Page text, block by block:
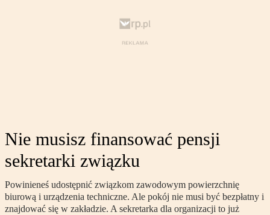
Nie musisz finansować pensji
sekretarki związku
Powinieneś udostępnić związkom zawodowym powierzchnię
biurową i urządzenia techniczne. Ale pokój nie musi być bezpłatny i
znajdować się w zakładzie. A sekretarka dla organizacji to już